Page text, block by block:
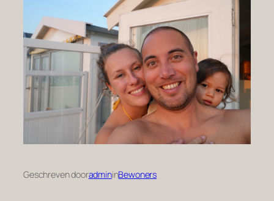
Geschreven dooradmininBewoners